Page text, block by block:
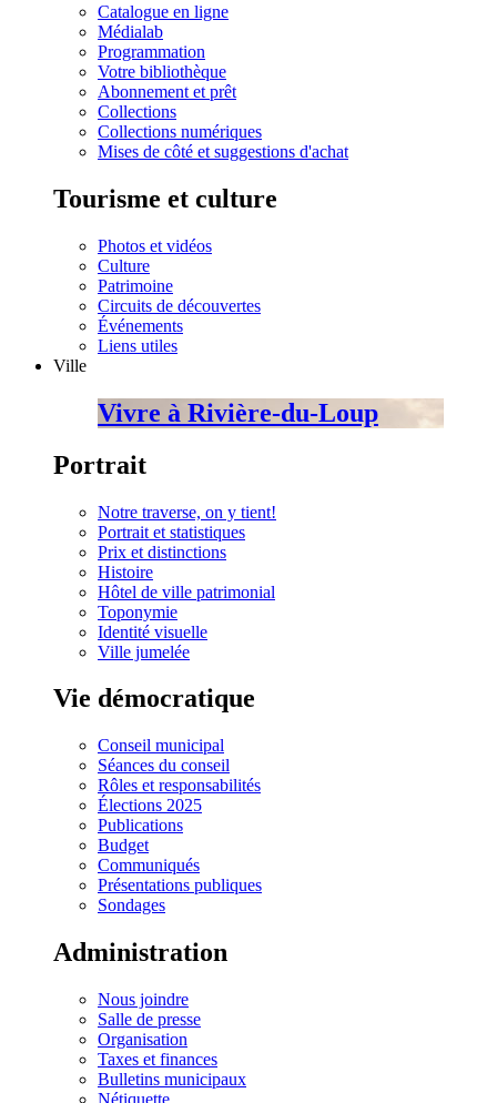
Catalogue en ligne
Médialab
Programmation
Votre bibliothèque
Abonnement et prêt
Collections
Collections numériques
Mises de côté et suggestions d'achat
Tourisme et culture
Photos et vidéos
Culture
Patrimoine
Circuits de découvertes
Événements
Liens utiles
Ville
Vivre à Rivière-du-Loup
Portrait
Notre traverse, on y tient!
Portrait et statistiques
Prix et distinctions
Histoire
Hôtel de ville patrimonial
Toponymie
Identité visuelle
Ville jumelée
Vie démocratique
Conseil municipal
Séances du conseil
Rôles et responsabilités
Élections 2025
Publications
Budget
Communiqués
Présentations publiques
Sondages
Administration
Nous joindre
Salle de presse
Organisation
Taxes et finances
Bulletins municipaux